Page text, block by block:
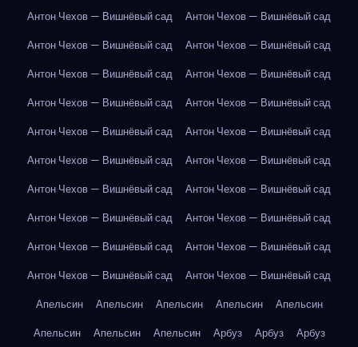
Антон Чехов — Вишнёвый сад
Антон Чехов — Вишнёвый сад
Антон Чехов — Вишнёвый сад
Антон Чехов — Вишнёвый сад
Антон Чехов — Вишнёвый сад
Антон Чехов — Вишнёвый сад
Антон Чехов — Вишнёвый сад
Антон Чехов — Вишнёвый сад
Антон Чехов — Вишнёвый сад
Антон Чехов — Вишнёвый сад
Антон Чехов — Вишнёвый сад
Антон Чехов — Вишнёвый сад
Антон Чехов — Вишнёвый сад
Антон Чехов — Вишнёвый сад
Антон Чехов — Вишнёвый сад
Антон Чехов — Вишнёвый сад
Антон Чехов — Вишнёвый сад
Антон Чехов — Вишнёвый сад
Антон Чехов — Вишнёвый сад
Антон Чехов — Вишнёвый сад
Апельсин
Апельсин Апельсин Апельсин
Апельсин
Апельсин
Апельсин Апельсин Арбуз Арбуз
Арбуз